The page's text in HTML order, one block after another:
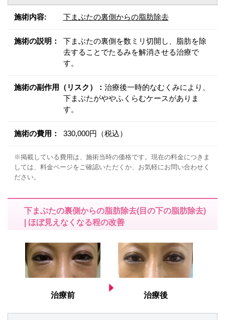
施術内容: 下まぶたの裏側からの脂肪除去
施術の説明：
下まぶたの裏側を数ミリ切開し、脂肪を除
去することでたるみを解消させる治療で
す。
施術の副作用（リスク）： 治療後一時的なむくみにより、
下まぶたがややふくらむケースがありま
す。
施術の費用： 330,000円（税込）
※掲載している費用は、施術当時の価格です。現在の料金につきま
しては、料金ページをご確認いただくか、お気軽にお問い合わせく
ださい。
下まぶたの裏側からの脂肪除去(目の下の脂肪除去)
| ほぼ見えなくなる程の改善
治療前 治療後